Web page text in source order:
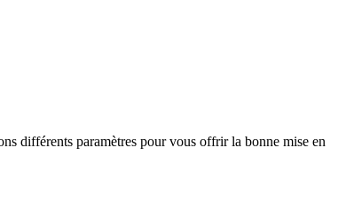
différents paramètres pour vous offrir la bonne mise en